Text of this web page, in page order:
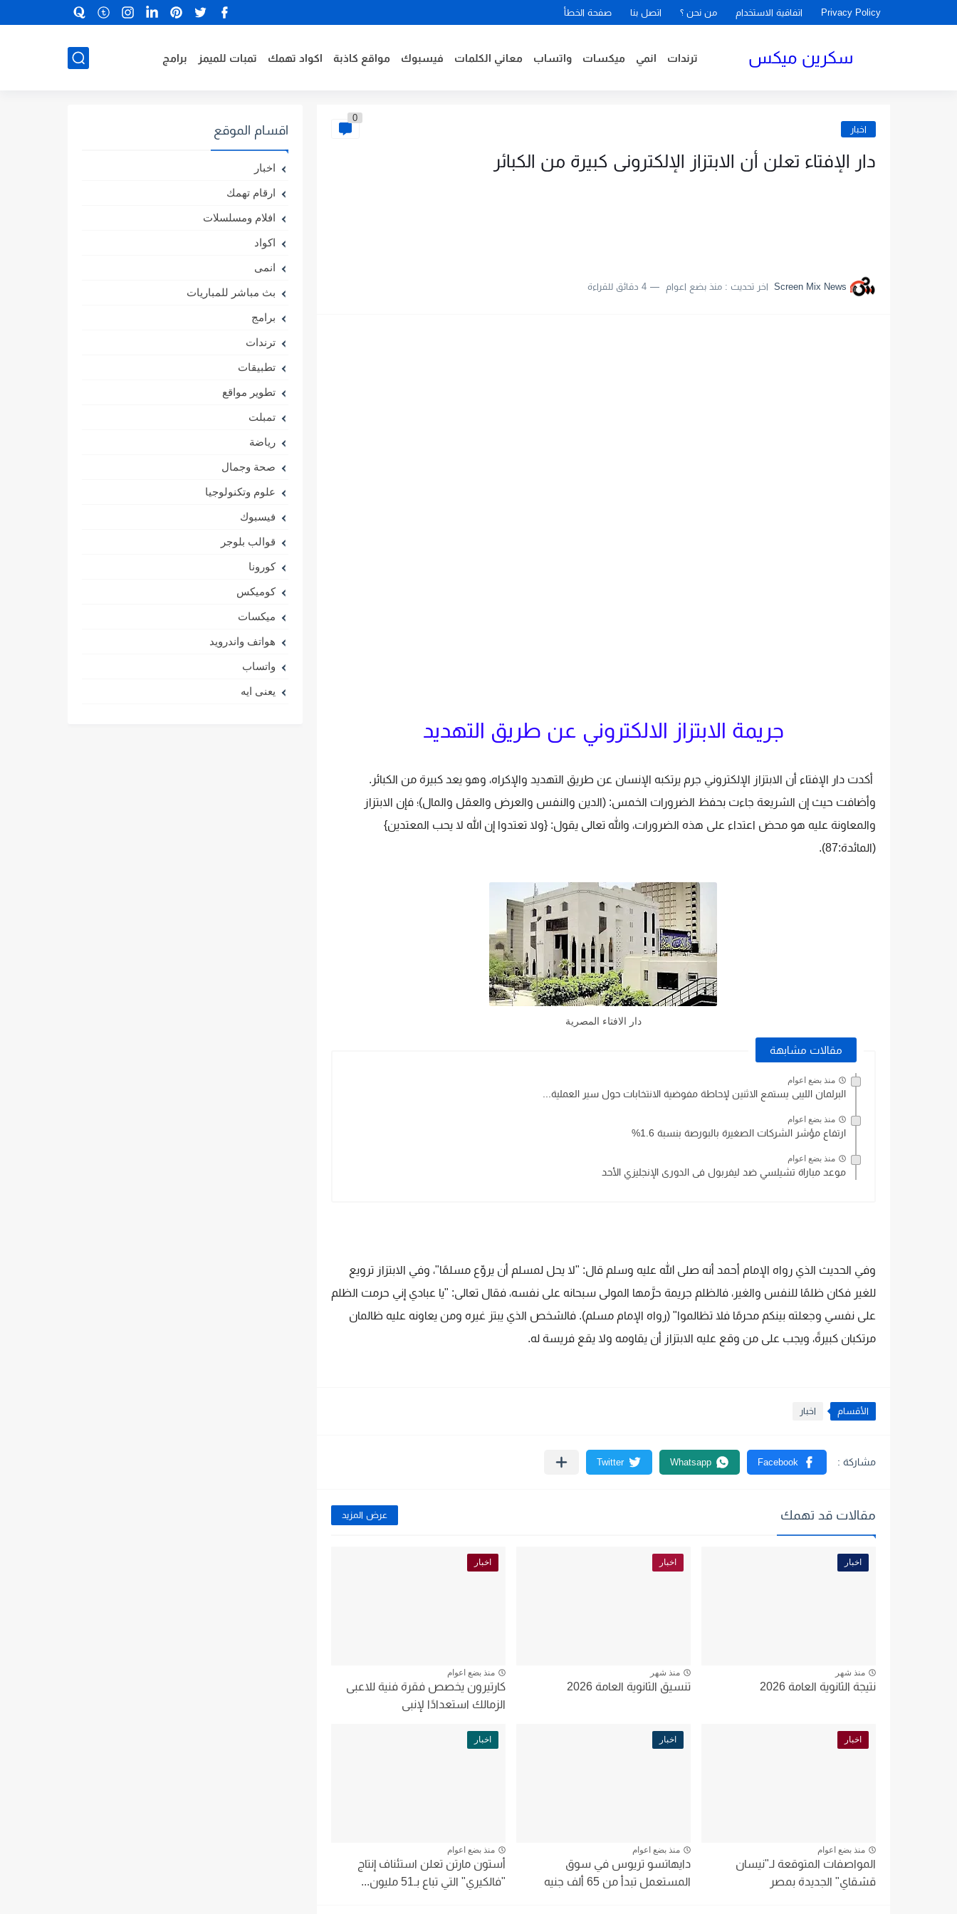
Privacy Policy اتفاقية الاستخدام من نحن ؟ اتصل بنا صفحة الخطأ
سكرين ميكس ترندات انمي ميكسات واتساب معاني الكلمات فيسبوك مواقع كاذبة اكواد تهمك تمبات للميمز برامج
اخبار
0
دار الإفتاء تعلن أن الابتزاز الإلكترونى كبيرة من الكبائر
Screen Mix News اخر تحديث :منذ بضع اعوام 4 دقائق للقراءة
جريمة الابتزاز الالكتروني عن طريق التهديد
أكدت دار الإفتاء أن الابتزاز الإلكتروني جرم يرتكبه الإنسان عن طريق التهديد والإكراه، وهو يعد كبيرة من الكبائر.
وأضافت حيث إن الشريعة جاءت بحفظ الضرورات الخمس: (الدين والنفس والعرض والعقل والمال)؛ فإن الابتزاز
والمعاونة عليه هو محض اعتداء على هذه الضرورات، والله تعالى يقول: {ولا تعتدوا إن الله لا يحب المعتدين}
(المائدة:87).
دار الافتاء المصرية
مقالات مشابهة
منذ بضع اعوام
البرلمان الليبى يستمع الاثنين لإحاطة مفوضية الانتخابات حول سير العملية...
منذ بضع اعوام
ارتفاع مؤشر الشركات الصغيرة بالبورصة بنسبة 1.6%
منذ بضع اعوام
موعد مباراة تشيلسي ضد ليفربول فى الدورى الإنجليزي الأحد
وفي الحديث الذي رواه الإمام أحمد أنه صلى الله عليه وسلم قال: "لا يحل لمسلم أن يروِّع مسلمًا"، وفي الابتزاز ترويع
للغير فكان ظلمًا للنفس والغير، فالظلم جريمة حرَّمها المولى سبحانه على نفسه، فقال تعالى: "يا عبادي إني حرمت الظلم
على نفسي وجعلته بينكم محرمًا فلا تظالموا" (رواه الإمام مسلم). فالشخص الذي يبتز غيره ومن يعاونه عليه ظالمان
مرتكبان كبيرةً، ويجب على من وقع عليه الابتزاز أن يقاومه ولا يقع فريسة له.
الأقسام اخبار
مقالات قد تهمك عرض المزيد
اخبار
منذ شهر
نتيجة الثانوية العامة 2026
اخبار
منذ شهر
تنسيق الثانوية العامة 2026
اخبار
منذ بضع اعوام
كارتيرون يخصص فقرة فنية للاعبى
الزمالك استعدادًا لإنبى
اخبار
منذ بضع اعوام
المواصفات المتوقعة لـ"نيسان
قشقاي" الجديدة بمصر
اخبار
منذ بضع اعوام
دايهاتسو تريوس في سوق
المستعمل تبدأ من 65 ألف جنيه
اخبار
منذ بضع اعوام
أستون مارتن تعلن استئناف إنتاج
"فالكيري" التي تباع بـ51 مليون...
اقسام الموقع
اخبار
ارقام تهمك
افلام ومسلسلات
اكواد
انمى
بث مباشر للمباريات
برامج
ترندات
تطبيقات
تطوير مواقع
تمبلت
رياضة
صحة وجمال
علوم وتكنولوجيا
فيسبوك
قوالب بلوجر
كورونا
كوميكس
ميكسات
هواتف واندرويد
واتساب
يعنى ايه